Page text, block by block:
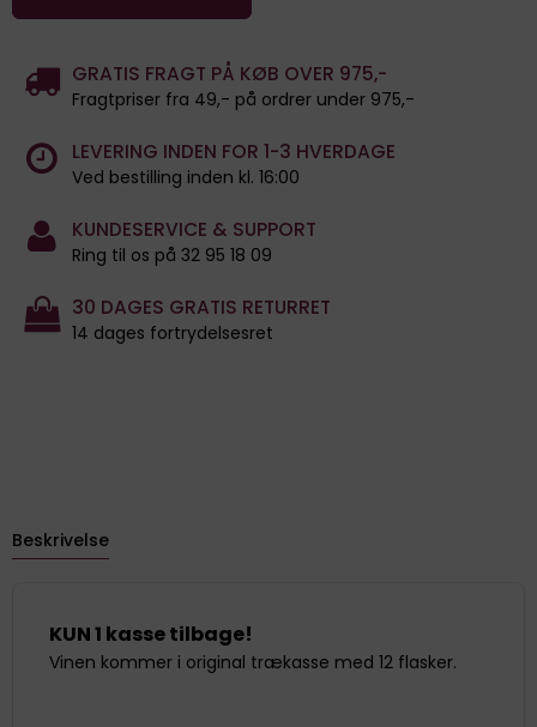
GRATIS FRAGT PÅ KØB OVER 975,-
Fragtpriser fra 49,- på ordrer under 975,-
LEVERING INDEN FOR 1-3 HVERDAGE
Ved bestilling inden kl. 16:00
KUNDESERVICE & SUPPORT
Ring til os på 32 95 18 09
30 DAGES GRATIS RETURRET
14 dages fortrydelsesret
Beskrivelse
KUN 1 kasse tilbage!
Vinen kommer i original trækasse med 12 flasker.